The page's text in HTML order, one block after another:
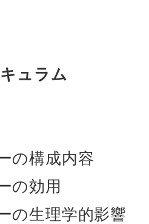
ュラム
の構成内容
の効用
の生理学的影響